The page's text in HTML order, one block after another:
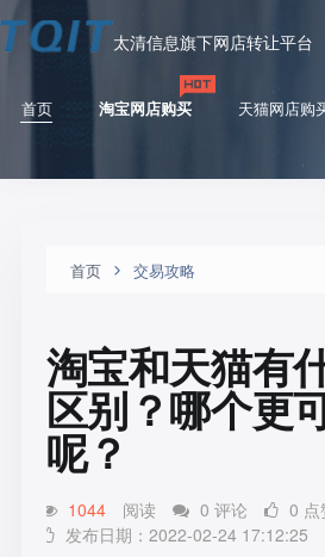
太清信息旗下网店转让平台
首页 淘宝网店购买 天猫网店购
首页 交易攻略
淘宝和天猫有
区别？哪个更
呢？
1044 阅读 0 评论
0 点
发布日期：2022-02-24 17:12:25